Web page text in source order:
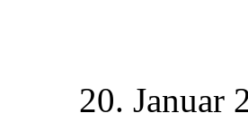
20. Januar